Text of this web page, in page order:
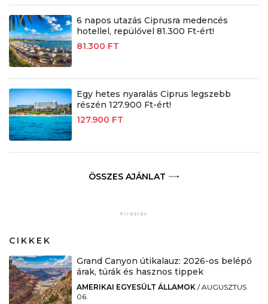
6 napos utazás Ciprusra medencés
hotellel, repülővel 81.300 Ft-ért!
81.300 FT
Egy hetes nyaralás Ciprus legszebb
részén 127.900 Ft-ért!
127.900 FT
ÖSSZES AJÁNLAT
CIKKEK
Grand Canyon útikalauz: 2026-os belépő
árak, túrák és hasznos tippek
AMERIKAI EGYESÜLT ÁLLAMOK /AUGUSZTUS
06.